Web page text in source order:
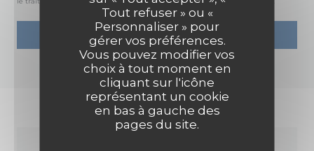
Tout refuser » ou «
Personnaliser » pour
gérer vos préférences.
Vous pouvez modifier vos
choix à tout moment en
cliquant sur l'icône
représentant un cookie
en bas à gauche des
pages du site.